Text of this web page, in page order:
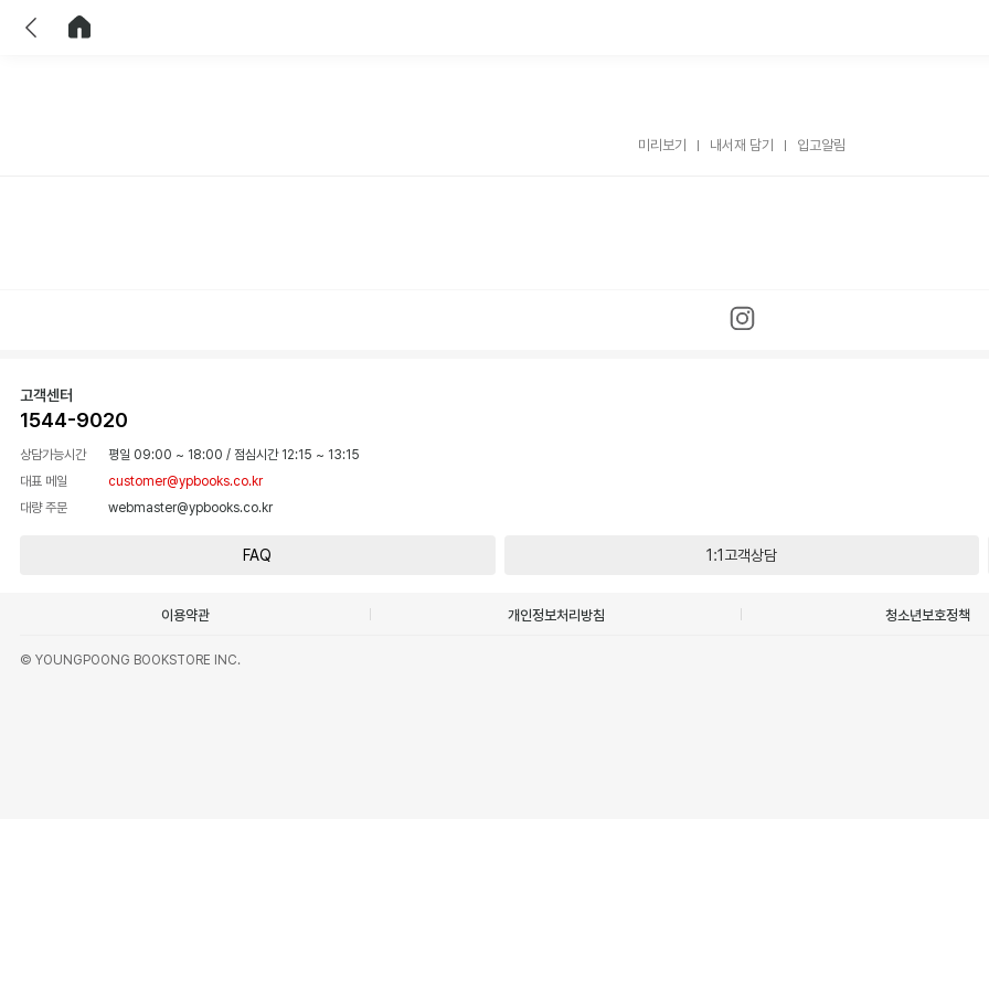
미리보기 내서재 담기 입고알림
고객센터
1544-9020
상담가능시간 평일 09:00 ~ 18:00 / 점심시간 12:15 ~ 13:15
대표 메일
customer@ypbooks.co.kr
대량 주문
webmaster@ypbooks.co.kr
FAQ 1:1고객상담
이용약관 개인정보처리방침 청소년보호정책
© YOUNGPOONG BOOKSTORE INC.